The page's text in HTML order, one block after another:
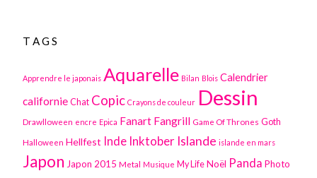
TAGS
Apprendre le japonais Aquarelle Bilan Blois Calendrier
californie Chat Copic Crayons de couleur Dessin
Drawlloween encre Epica Fanart Fangrill Game Of Thrones Goth
Halloween Hellfest Inde Inktober Islande islande en mars
Japon Japon 2015 Metal Musique My Life Noël Panda Photo